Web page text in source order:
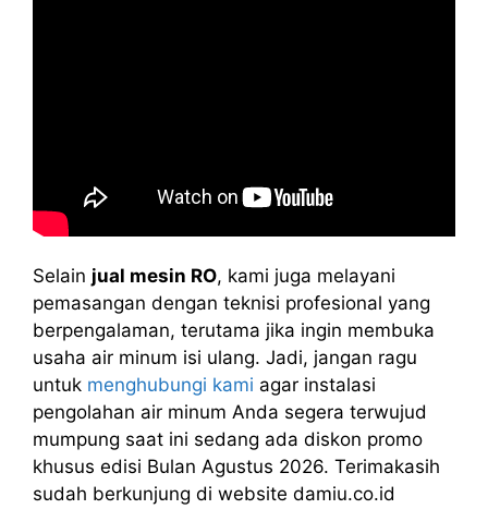
Selain jual mesin RO, kami juga melayani
pemasangan dengan teknisi profesional yang
berpengalaman, terutama jika ingin membuka
usaha air minum isi ulang. Jadi, jangan ragu
untuk menghubungi kami agar instalasi
pengolahan air minum Anda segera terwujud
mumpung saat ini sedang ada diskon promo
khusus edisi Bulan Agustus 2026. Terimakasih
sudah berkunjung di website damiu.co.id